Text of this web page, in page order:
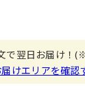
で翌日お届け！
けエリアを確認